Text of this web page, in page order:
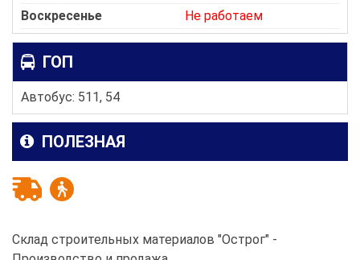
Воскресенье
Не работаем
ГОП
Автобус: 511, 54
ПОЛЕЗНАЯ
Склад строительных материалов "Острог" -